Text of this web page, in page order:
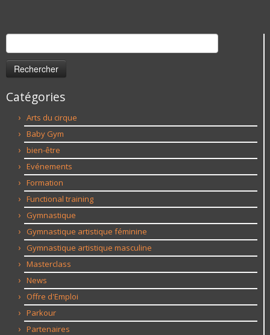
Rechercher :
Catégories
Arts du cirque
Baby Gym
bien-être
Evénements
Formation
Functional training
Gymnastique
Gymnastique artistique féminine
Gymnastique artistique masculine
Masterclass
News
Offre d'Emploi
Parkour
Partenaires